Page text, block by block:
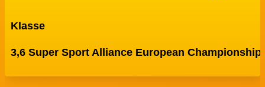
Klasse
3,6 Super Sport Alliance European